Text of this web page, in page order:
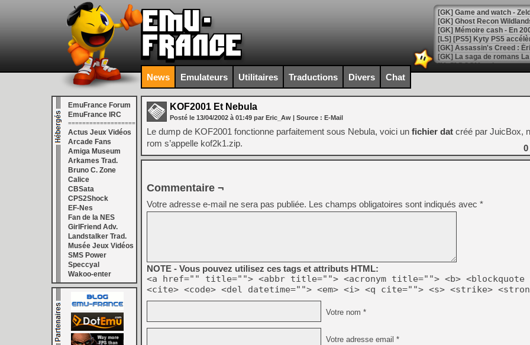
[Mo5] DOOM arrive en
[GK] Bethesda fête les 30
[GK] Roblox : l'action en
[GK] Agenda - GeForce
[GK] Devolver Digital en a
[LS] [PS5] ps5-y2jb-
[GK] Pourquoi Marvel
[GK] Test : Restory : Chill
[GK] GTA 6 : Rockstar
[GK] Hot Wheels Infinite
[GK] Mémoire cash -
[GK] Résultats Nintendo :
[GK] Déjà des
[Mo5] Brickboy cherche à
[GK] Minecraft et ses «
[GK] Beast of
[GK] Ubisoft : fin de partie
[GK] Mémoire cash -
[GK] Dan Houser (GTA)
[GK] Comment EA Sports
[GK] Crimson Moon : un
[GK] Isle of Reveries : le
[GK] Moonlighter 2 : The
[GK] Capcom relance
News Emulateurs Utilitaires Traductions Divers Chat
EmuFrance Forum
EmuFrance IRC
===================
Actus Jeux Vidéos
Arcade Fans
Amiga Museum
Arkames Trad.
Bruno C. Zone
Calice
CBSata
CPS2Shock
EF-Nes
Fan de la NES
GirlFriend Adv.
Landstalker Trad.
Musée Jeux Vidéos
SMS Power
Speccyal
Wakoo-enter
KOF2001 Et Nebula
Posté le 13/04/2002 à 01:49 par Eric_Aw | Source : E-Mail
Le dump de KOF2001 fonctionne parfaitement sous Nebula, voici un fichier dat créé par JuicBox,
rom s’appelle kof2k1.zip.
0
Commentaire ¬
Votre adresse e-mail ne sera pas publiée. Les champs obligatoires sont indiqués avec *
NOTE - Vous pouvez utilisez ces tags et attributs HTML:
<a href="" title=""> <abbr title=""> <acronym title=""> <b> <blockquote
<cite> <code> <del datetime=""> <em> <i> <q cite=""> <s> <strike>
Votre nom *
Votre adresse email *